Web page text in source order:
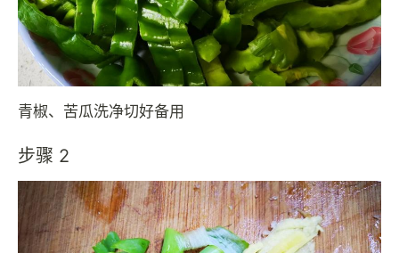
青椒、苦瓜洗净切好备用
步骤 2